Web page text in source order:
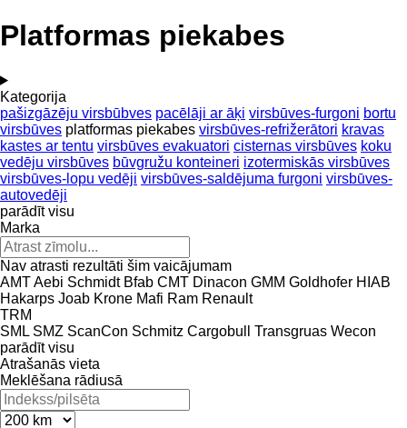
Platformas piekabes
Kategorija
pašizgāzēju virsbūbves pacēlāji ar āķi virsbūves-furgoni bortu
virsbūves platformas piekabes virsbūves-refrižerātori kravas
kastes ar tentu virsbūves evakuatori cisternas virsbūves koku
vedēju virsbūves būvgružu konteineri izotermiskās virsbūves
virsbūves-lopu vedēji virsbūves-saldējuma furgoni virsbūves-
autovedēji
parādīt visu
Marka
Nav atrasti rezultāti šim vaicājumam
AMTAebi Schmidt Bfab CMT Dinacon GMM Goldhofer HIAB
Hakarps Joab Krone Mafi Ram Renault
TRM
SML SMZ ScanCon Schmitz Cargobull Transgruas Wecon
parādīt visu
Atrašanās vieta
Meklēšana rādiusā